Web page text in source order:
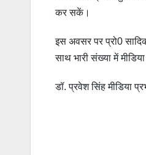
कर सकें।
इस अवसर पर प्रो0
साथ भारी संख्या में
डॉ. प्रवेश सिंह मीडिया